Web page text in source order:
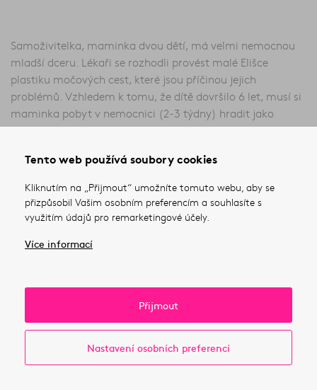
Samoživitelka, maminka dvou dětí, má velmi nemocnou
mladší dceru. Lékaři se rozhodli provést malé Elišce
plastiku močových cest, které jsou příčinou jejich
problémů. Vzhledem k tomu, že dítě dovršilo 6 let, musí si
maminka pobyt v nemocnici (2-3 týdny) hradit jako
doprovod sama, což si vzhledem ke své situaci nemůže
Tento web používá soubory cookies
Kliknutím na „Přijmout“ umožníte tomuto webu, aby se
přizpůsobil Vašim osobním preferencím a souhlasíte s
využitím údajů pro remarketingové účely.
Více informací
Přijmout
Nastavení osobních preferencí